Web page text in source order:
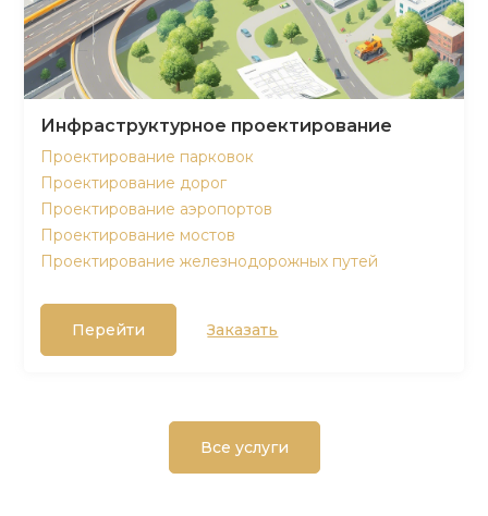
Инфраструктурное проектирование
Проектирование парковок
Проектирование дорог
Проектирование аэропортов
Проектирование мостов
Проектирование железнодорожных путей
Перейти Заказать
Все услуги